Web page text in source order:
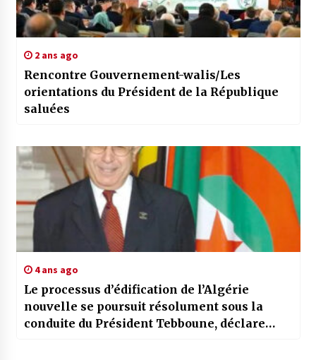
2 ans ago
Rencontre Gouvernement-walis/Les
orientations du Président de la République
saluées
4 ans ago
Le processus d’édification de l’Algérie
nouvelle se poursuit résolument sous la
conduite du Président Tebboune, déclare